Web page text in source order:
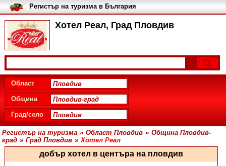
Хотел Реал, Град Пловдив
Регистър на туризма в България
Област
Община
Град/село
Регистър на туризма » Област Пловдив » Община Пловдив-
град » Град Пловдив » Хотел Реал
добър хотел в центъра на пловдив